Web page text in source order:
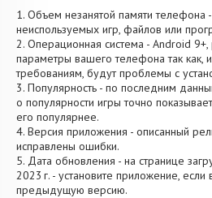
1. Объем незанятой памяти телефона
неиспользуемых игр, файлов или
2. Операционная система - Android
параметры вашего телефона так как,
требованиям, будут проблемы с
3. Популярность - по последним
о популярности игры точно
его популярнее.
4. Версия приложения - описанный
исправлены ошибки.
5. Дата обновления - на странице
2023 г. - установите приложение, если
предыдущую версию.